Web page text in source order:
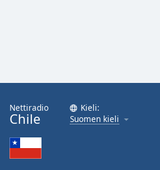
Nettiradio
Chile
Kieli:
Suomen kieli